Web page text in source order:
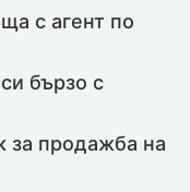
с агент по
бързо с
за продажба на